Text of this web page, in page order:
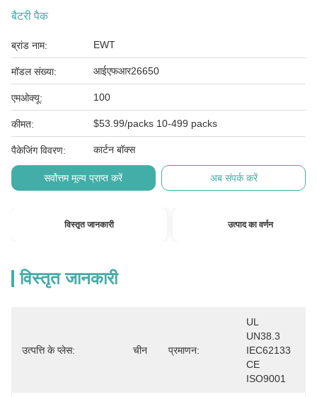
बैटरी पैक
ब्रांड नाम: EWT
मॉडल संख्या: आईएफआर26650
एमओक्यू: 100
कीमत: $53.99/packs 10-499 packs
पैकेजिंग विवरण: कार्टन बॉक्स
सर्वोत्तम मूल्य प्राप्त करें अब संपर्क करें
विस्तृत जानकारी उत्पाद का वर्णन
विस्तृत जानकारी
उत्पत्ति के प्लेस: चीन प्रमाणन:
UL
UN38.3
IEC62133
CE
ISO9001